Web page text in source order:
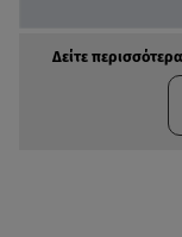
Δείτε